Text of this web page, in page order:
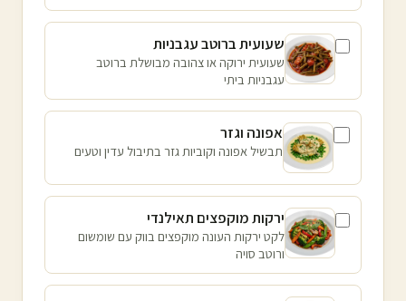
שעועית ברוטב עגבניות
שעועית ירוקה או צהובה מבושלת ברוטב
עגבניות ביתי
אפונה וגזר
תבשיל אפונה וקוביות גזר בתיבול עדין וטעים
ירקות מוקפצים תאילנדי
לקט ירקות העונה מוקפצים בווק עם שומשום
ורוטב סויה